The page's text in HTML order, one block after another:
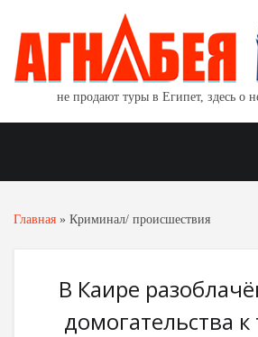
не продают туры в Египет, здесь о
Главная » Криминал/ происшествия
В Каире
домогательства к